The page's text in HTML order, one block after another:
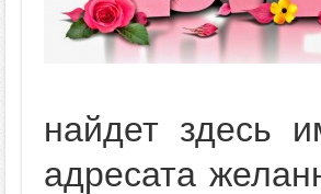
найдет здесь
адресата